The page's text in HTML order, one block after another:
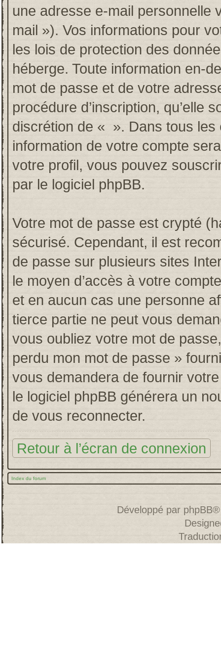
une adresse e-mail personnelle
mail »). Vos informations pour
les lois de protection des
héberge. Toute information en-
mot de passe et de votre
procédure d’inscription, qu’elle
discrétion de « ». Dans tous
information de votre compte
votre profil, vous pouvez
par le logiciel phpBB.
Votre mot de passe est crypté
sécurisé. Cependant, il est
de passe sur plusieurs sites
le moyen d’accès à votre
et en aucun cas une personne
tierce partie ne peut vous
vous oubliez votre mot de
perdu mon mot de passe »
vous demandera de fournir
le logiciel phpBB générera un
de vous reconnecter.
Retour à l’écran de connexion
Index du forum
Développé par phpBB®